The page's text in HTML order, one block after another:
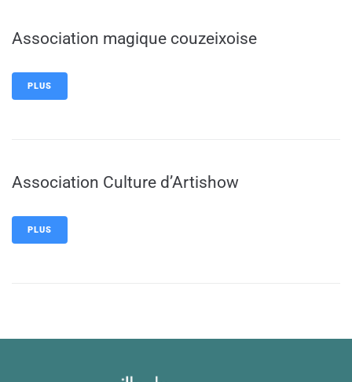
Association magique couzeixoise
PLUS
Association Culture d’Artishow
PLUS